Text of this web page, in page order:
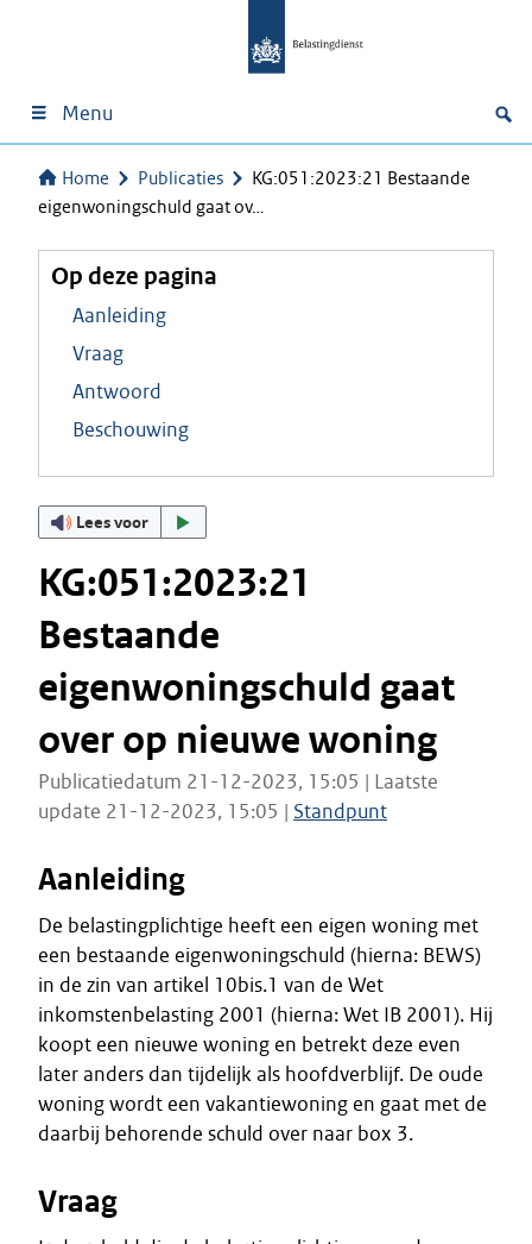
Menu
Home Publicaties
KG:051:2023:21 Bestaande
eigenwoningschuld gaat ov…
Op deze pagina
Aanleiding
Vraag
Antwoord
Beschouwing
Lees voor
KG:051:2023:21
Bestaande
eigenwoningschuld gaat
over op nieuwe woning
Publicatiedatum 21-12-2023, 15:05 | Laatste
update 21-12-2023, 15:05 | Standpunt
Aanleiding
De belastingplichtige heeft een eigen woning met
een bestaande eigenwoningschuld (hierna: BEWS)
in de zin van artikel 10bis.1 van de Wet
inkomstenbelasting 2001 (hierna: Wet IB 2001). Hij
koopt een nieuwe woning en betrekt deze even
later anders dan tijdelijk als hoofdverblijf. De oude
woning wordt een vakantiewoning en gaat met de
daarbij behorende schuld over naar box 3.
Vraag